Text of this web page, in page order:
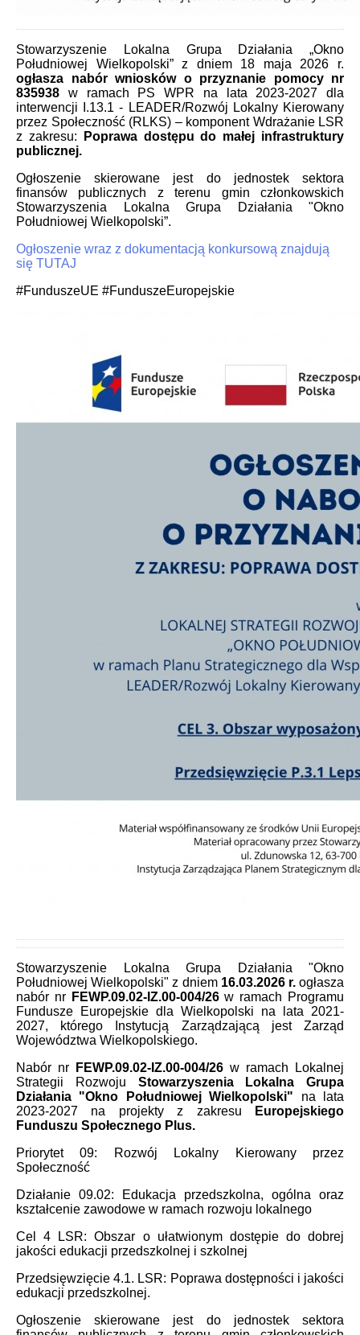
Stowarzyszenie Lokalna Grupa Działania „Okno
Południowej Wielkopolski” z dniem 18 maja 2026 r.
ogłasza nabór wniosków o przyznanie pomocy
nr
835938 w ramach PS WPR na lata 2023-2027 dla
interwencji I.13.1 - LEADER/Rozwój Lokalny Kierowany
przez Społeczność (RLKS) – komponent Wdrażanie LSR
z zakresu:
Poprawa dostępu do małej infrastruktury
publicznej.
Ogłoszenie skierowane jest do jednostek sektora
finansów publicznych z terenu gmin członkowskich
Stowarzyszenia Lokalna Grupa Działania "Okno
Południowej Wielkopolski”.
Ogłoszenie wraz z dokumentacją konkursową znajdują
się TUTAJ
#FunduszeUE #FunduszeEuropejskie
Stowarzyszenie Lokalna Grupa Działania "Okno
Południowej Wielkopolski" z dniem 16.03.2026 r.ogłasza
nabór nr FEWP.09.02-IZ.00-004/26w ramach Programu
Fundusze Europejskie dla Wielkopolski na lata 2021-
2027, którego Instytucją Zarządzającą jest Zarząd
Województwa Wielkopolskiego.
Nabór nr FEWP.09.02-IZ.00-004/26 w ramach Lokalnej
Strategii Rozwoju Stowarzyszenia Lokalna Grupa
Działania "Okno Południowej Wielkopolski" na lata
2023-2027 na projekty z zakresu
Europejskiego
Funduszu Społecznego Plus.
Priorytet 09: Rozwój Lokalny Kierowany przez
Społeczność
Działanie 09.02: Edukacja przedszkolna, ogólna oraz
kształcenie zawodowe w ramach rozwoju lokalnego
Cel 4 LSR: Obszar o ułatwionym dostępie do dobrej
jakości edukacji przedszkolnej i szkolnej
Przedsięwzięcie 4.1. LSR: Poprawa dostępności i jakości
edukacji przedszkolnej.
Ogłoszenie skierowane jest do jednostek sektora